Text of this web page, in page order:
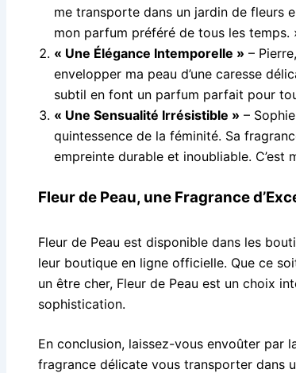
me transporte dans un jardin de fleurs
mon parfum préféré de tous les temps.
« Une Élégance Intemporelle » –
envelopper ma peau d’une caresse
subtil en font un parfum parfait pour
« Une Sensualité Irrésistible » –
quintessence de la féminité. Sa
empreinte durable et inoubliable. C’est
Fleur de Peau, une Fragrance
Fleur de Peau est disponible dans les
leur boutique en ligne officielle. Que ce
un être cher, Fleur de Peau est un choix
sophistication.
En conclusion, laissez-vous envoûter par
fragrance délicate vous transporter dans